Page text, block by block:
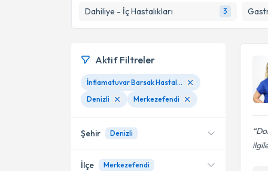
Dahiliye - İç Hastalıkları
3
Aktif Filtreler
İnflamatuvar Barsak Hastalıkları (İBH) (Ülseratif kolit, Crohn hastalığı)
Denizli
Merkezefendi
Şehir Denizli
İlçe Merkezefendi